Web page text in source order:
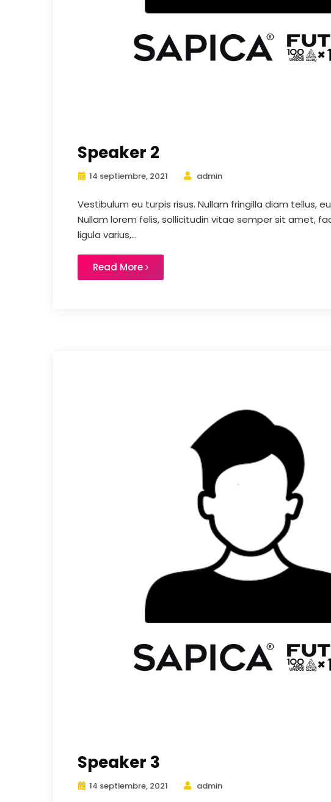
Speaker 2
14 septiembre, 2021 admin
Vestibulum eu turpis risus. Nullam fringilla diam tellus,
Nullam lorem felis, sollicitudin vitae semper sit amet,
ligula varius,...
Read More
Speaker 3
14 septiembre, 2021 admin